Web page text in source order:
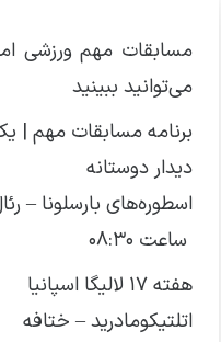
می‌‌توانید ببینید
برنامه مسابقات مهم |
دیدار دوستانه
اسطوره‌های بارسلونا –
ساعت ۰۸:۳۰
هفته ۱۷ لالیگا اسپانیا
اتلتیکومادرید – ختافه